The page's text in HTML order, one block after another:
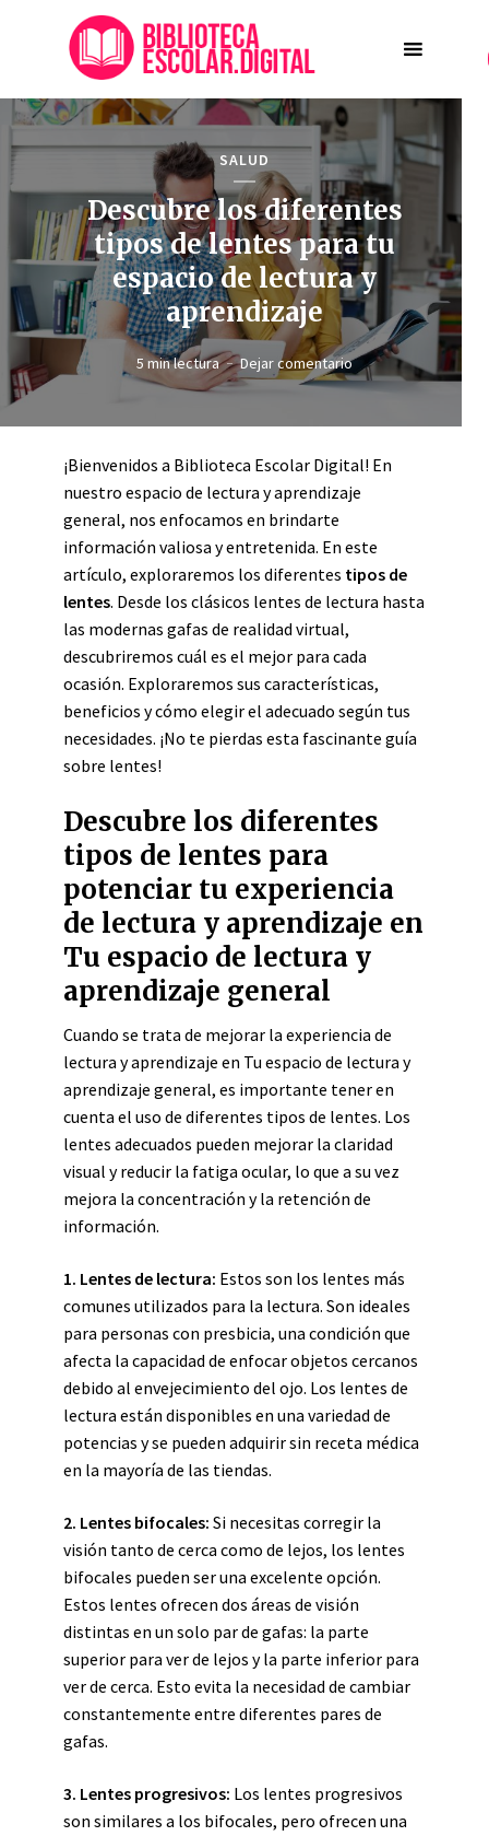
SALUD
Descubre los diferentes
tipos de lentes para tu
espacio de lectura y
aprendizaje
5 min lectura Dejar comentario
¡Bienvenidos a Biblioteca Escolar Digital! En
nuestro espacio de lectura y aprendizaje
general, nos enfocamos en brindarte
información valiosa y entretenida. En este
artículo, exploraremos los diferentes tipos de
lentes. Desde los clásicos lentes de lectura hasta
las modernas gafas de realidad virtual,
descubriremos cuál es el mejor para cada
ocasión. Exploraremos sus características,
beneficios y cómo elegir el adecuado según tus
necesidades. ¡No te pierdas esta fascinante guía
sobre lentes!
Descubre los diferentes
tipos de lentes para
potenciar tu experiencia
de lectura y aprendizaje en
Tu espacio de lectura y
aprendizaje general
Cuando se trata de mejorar la experiencia de
lectura y aprendizaje en Tu espacio de lectura y
aprendizaje general, es importante tener en
cuenta el uso de diferentes tipos de lentes. Los
lentes adecuados pueden mejorar la claridad
visual y reducir la fatiga ocular, lo que a su vez
mejora la concentración y la retención de
información.
1. Lentes de lectura: Estos son los lentes más
comunes utilizados para la lectura. Son ideales
para personas con presbicia, una condición que
afecta la capacidad de enfocar objetos cercanos
debido al envejecimiento del ojo. Los lentes de
lectura están disponibles en una variedad de
potencias y se pueden adquirir sin receta médica
en la mayoría de las tiendas.
2. Lentes bifocales: Si necesitas corregir la
visión tanto de cerca como de lejos, los lentes
bifocales pueden ser una excelente opción.
Estos lentes ofrecen dos áreas de visión
distintas en un solo par de gafas: la parte
superior para ver de lejos y la parte inferior para
ver de cerca. Esto evita la necesidad de cambiar
constantemente entre diferentes pares de
gafas.
3. Lentes progresivos: Los lentes progresivos
son similares a los bifocales, pero ofrecen una